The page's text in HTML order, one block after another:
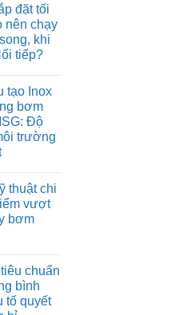
đặt tối
nên chạy
khi
tiếp?
tạo Inox
bơm
Độ
trường
thuật chi
vượt
bơm
chuẩn
bình
tố quyết